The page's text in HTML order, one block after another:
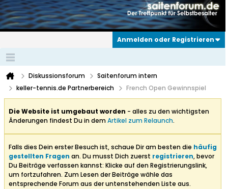
Anmelden oder Registrieren
Diskussionsforum
Saitenforum intern
keller-tennis.de Partnerbereich
French Open Gewinnspiel
Die Website ist umgebaut worden - alles zu den wichtigsten
Änderungen findest Du in demArtikel zum Relaunch.
Falls dies Dein erster Besuch ist, schaue Dir am besten die häufig
gestellten Fragen an. Du musst Dich zuerst registrieren, bevor
Du Beiträge verfassen kannst: Klicke auf den Registrierungslink,
um fortzufahren. Zum Lesen der Beiträge wähle das
entsprechende Forum aus der untenstehenden Liste aus.